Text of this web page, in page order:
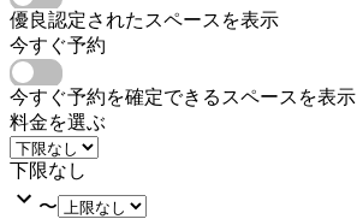
優良認定されたスペースを表示
今すぐ予約
今すぐ予約を確定できるスペースを表示
料金を選ぶ
下限なし
〜